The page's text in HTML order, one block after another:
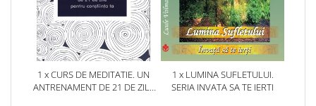
1 x CURS DE MEDITATIE. UN
ANTRENAMENT DE 21 DE ZILE
1 x LUMINA SUFLETULUI.
SERIA INVATA SA TE IERTI